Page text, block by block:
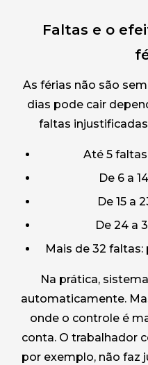
Faltas e o
As férias não são
dias pode cair
faltas
Até 5
De 6 a
De 15 a
De 24 a
Mais de 32 faltas:
Na prática,
automaticamente.
onde o controle é
conta. O trabalhador
por exemplo, não faz